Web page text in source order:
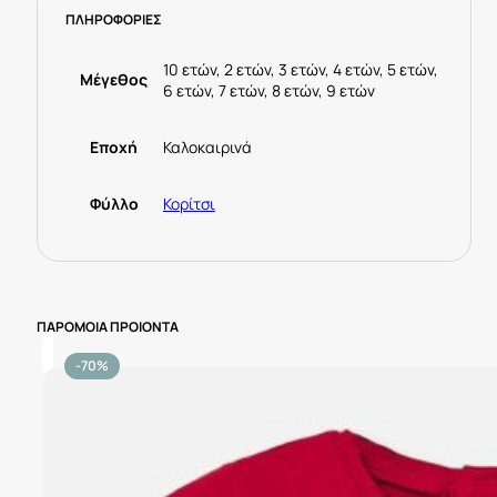
Μπέζ
ΠΛΗΡΟΦΟΡΙΕΣ
Μέγεθος
10 ετών, 2 ετών, 3 ετών, 4 ετών, 5 ετών,
6 ετών, 7 ετών, 8 ετών, 9 ετών
Εποχή Καλοκαιρινά
Φύλλο Κορίτσι
ΠΑΡΟΜΟΙΑ ΠΡΟΙΟΝΤΑ
-70%